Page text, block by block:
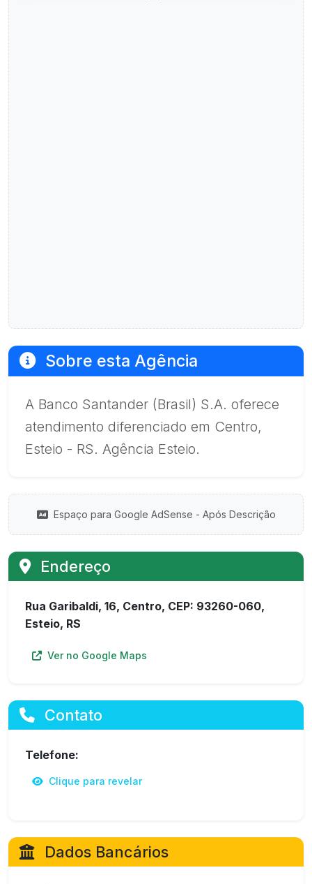
Sobre esta Agência
A Banco Santander (Brasil) S.A. oferece
atendimento diferenciado em Centro,
Esteio - RS. Agência Esteio.
Espaço para Google AdSense - Após Descrição
Endereço
Rua Garibaldi, 16, Centro, CEP: 93260-060,
Esteio, RS
Ver no Google Maps
Contato
Telefone:
Clique para revelar
Dados Bancários